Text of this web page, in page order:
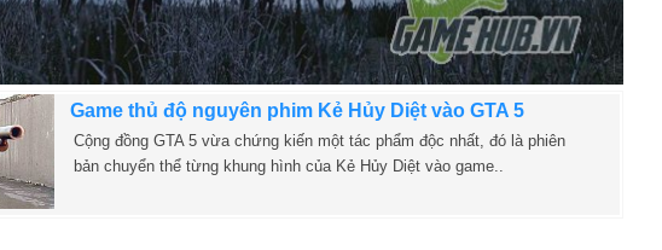
Game thủ độ nguyên phim Kẻ Hủy Diệt vào GTA 5
Cộng đồng GTA 5 vừa chứng kiến một tác phẩm độc nhất, đó là phiên
bản chuyển thể từng khung hình của Kẻ Hủy Diệt vào game..